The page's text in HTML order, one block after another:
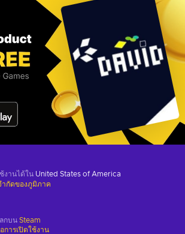
งานได้ใน United States of America
ำกัดของภูมิภาค
กบน Steam
การเปิดใช้งาน